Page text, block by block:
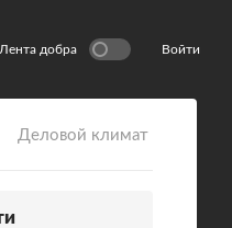
Лента добра Войти
Деловой климат